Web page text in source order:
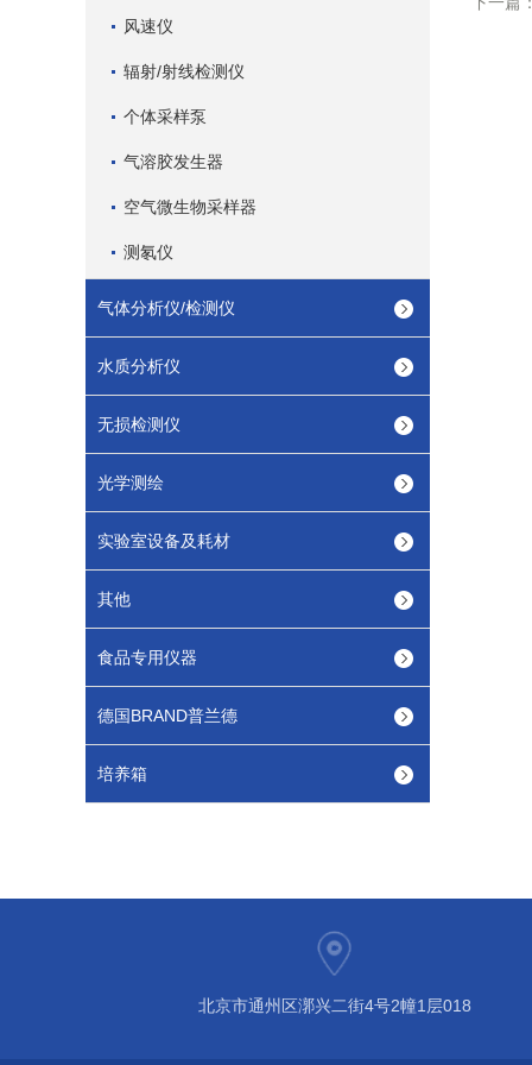
风速仪
辐射/射线检测仪
个体采样泵
气溶胶发生器
空气微生物采样器
测氡仪
气体分析仪/检测仪
水质分析仪
无损检测仪
光学测绘
实验室设备及耗材
其他
食品专用仪器
德国BRAND普兰德
培养箱
北京市通州区漷兴二街4号2幢1层018